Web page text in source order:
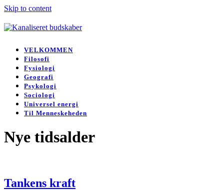
Skip to content
menu
menu
VELKOMMEN
Filosofi
Fysiologi
Geografi
Psykologi
Sociologi
Universel energi
Til Menneskeheden
Nye tidsalder
Tankens kraft